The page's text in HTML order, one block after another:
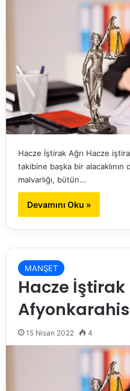
Hacze İştirak Ağrı Hacze
takibine başka bir alacaklının
malvarlığı, bütün…
Devamını Oku »
MANŞET
Hacze İştirak
15 Nisan 2022 4